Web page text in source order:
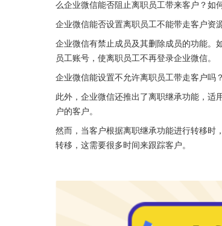
么企业微信能否阻止离职员工带来客户？如
企业微信能否设置离职员工不能带走客户资
企业微信有禁止成员及其删除成员的功能。
员工账号，使离职员工不再登录企业微信。
企业微信能设置不允许离职员工带走客户吗
此外，企业微信还推出了离职继承功能，适
户的客户。
然而，当客户根据离职继承功能进行转移时
转移，这需要很多时间来跟踪客户。